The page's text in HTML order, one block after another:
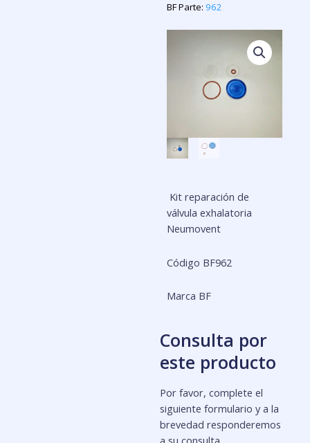
BF Parte: 962
Kit reparación de
válvula exhalatoria
Neumovent
Código BF962
Marca BF
Consulta por
este producto
Por favor, complete el
siguiente formulario y a la
brevedad responderemos